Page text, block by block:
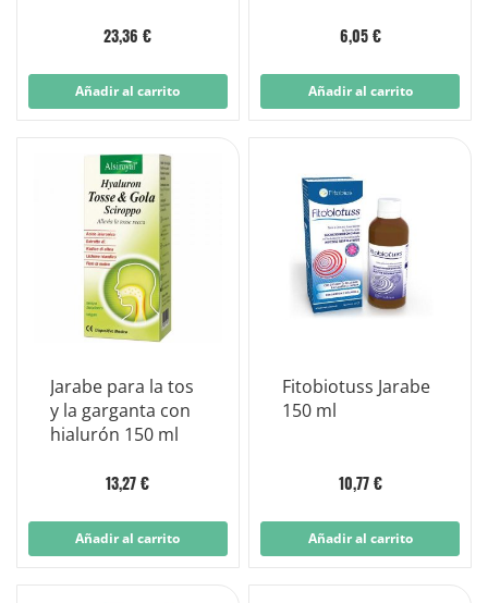
23,36 €
Añadir al carrito
Contenitore
6,05 €
Añadir al carrito
Jarabe para la tos
y la garganta con
hialurón 150 ml
13,27 €
Añadir al carrito
Fitobiotuss Jarabe
150 ml
10,77 €
Añadir al carrito